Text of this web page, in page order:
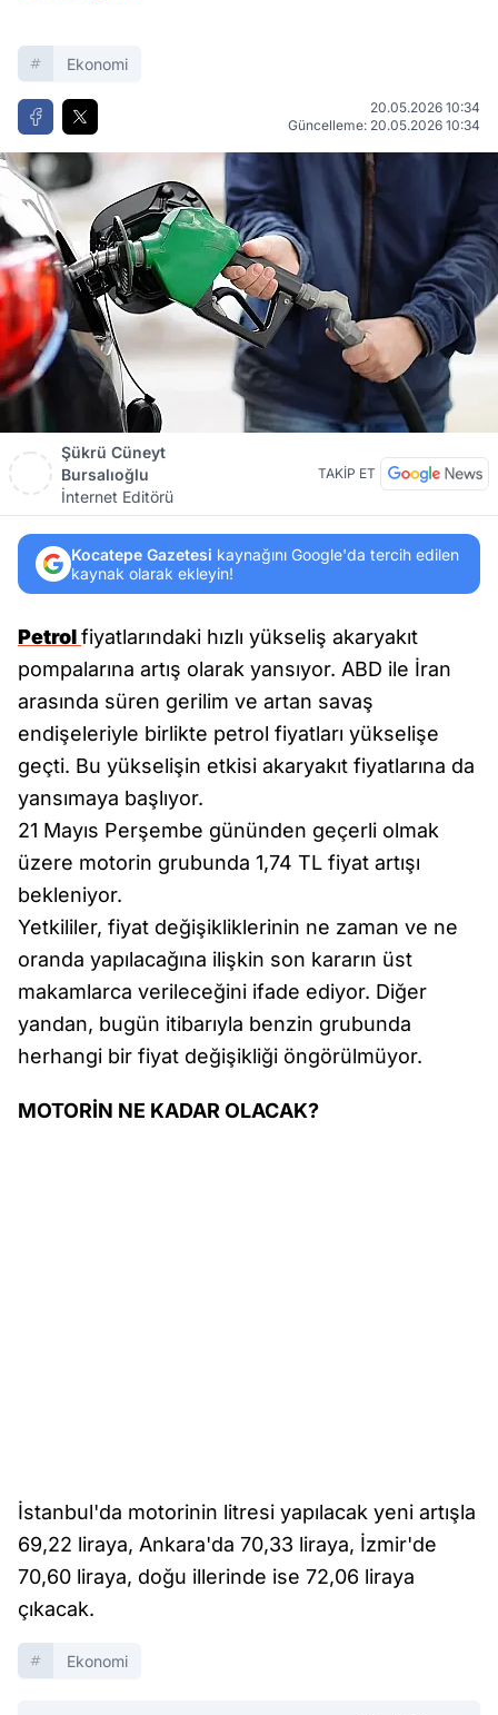
Ekonomi
20.05.2026 10:34
Güncelleme: 20.05.2026 10:34
Şükrü Cüneyt
Bursalıoğlu
İnternet Editörü
TAKİP ET
Kocatepe Gazetesi kaynağını Google'da tercih edilen
kaynak olarak ekleyin!
Petrolfiyatlarındaki hızlı yükseliş akaryakıt
pompalarına artış olarak yansıyor. ABD ile İran
arasında süren gerilim ve artan savaş
endişeleriyle birlikte petrol fiyatları yükselişe
geçti. Bu yükselişin etkisi akaryakıt fiyatlarına da
yansımaya başlıyor.
21 Mayıs Perşembe gününden geçerli olmak
üzere motorin grubunda 1,74 TL fiyat artışı
bekleniyor.
Yetkililer, fiyat değişikliklerinin ne zaman ve ne
oranda yapılacağına ilişkin son kararın üst
makamlarca verileceğini ifade ediyor. Diğer
yandan, bugün itibarıyla benzin grubunda
herhangi bir fiyat değişikliği öngörülmüyor.
MOTORİN NE KADAR OLACAK?
İstanbul'da motorinin litresi yapılacak yeni artışla
69,22 liraya, Ankara'da 70,33 liraya, İzmir'de
70,60 liraya, doğu illerinde ise 72,06 liraya
çıkacak.
Ekonomi